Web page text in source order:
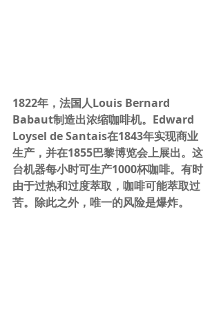
1822年，法国人Louis Bernard
Babaut制造出浓缩咖啡机。Edward
Loysel de Santais在1843年实现商业
生产，并在1855巴黎博览会上展出。这
台机器每小时可生产1000杯咖啡。有时
由于过热和过度萃取，咖啡可能萃取过
苦。除此之外，唯一的风险是爆炸。